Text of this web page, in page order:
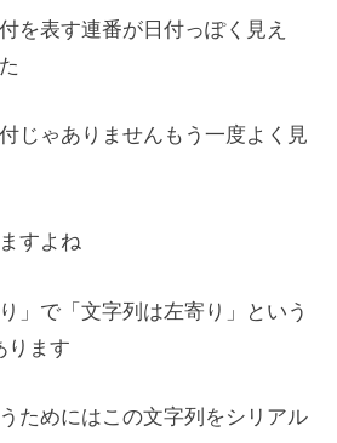
を表す連番が日付っぽく見え
じゃありませんもう一度よく見
すよね
」で「文字列は左寄り」という
ります
ためにはこの文字列をシリアル